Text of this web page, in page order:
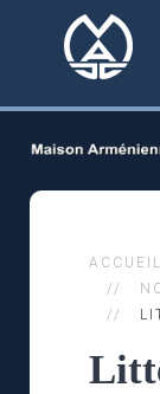
ACCUEIL